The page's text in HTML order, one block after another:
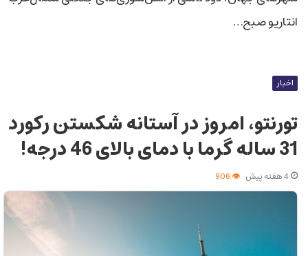
انتاریو صبح…
اخبار
تورنتو، امروز در آستانه شکستن رکورد
31 ساله گرما با دمای بالای 46 درجه!
4 هفته پیش